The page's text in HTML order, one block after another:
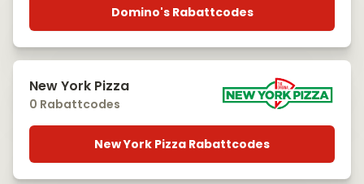
Domino's Rabattcodes
New York Pizza
0 Rabattcodes
New York Pizza Rabattcodes